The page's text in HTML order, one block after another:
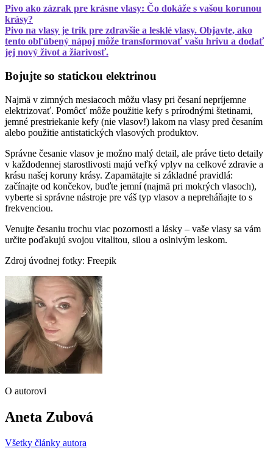
Pivo ako zázrak pre krásne vlasy: Čo dokáže s vašou korunou
krásy?
Pivo na vlasy je trik pre zdravšie a lesklé vlasy. Objavte, ako
tento obľúbený nápoj môže transformovať vašu hrivu a dodať
jej nový život a žiarivosť.
Bojujte so statickou elektrinou
Najmä v zimných mesiacoch môžu vlasy pri česaní nepríjemne
elektrizovať. Pomôcť môže použitie kefy s prírodnými štetinami,
jemné prestriekanie kefy (nie vlasov!) lakom na vlasy pred česaním
alebo použitie antistatických vlasových produktov.
Správne česanie vlasov je možno malý detail, ale práve tieto detaily
v každodennej starostlivosti majú veľký vplyv na celkové zdravie a
krásu našej koruny krásy. Zapamätajte si základné pravidlá:
začínajte od končekov, buďte jemní (najmä pri mokrých vlasoch),
vyberte si správne nástroje pre váš typ vlasov a nepreháňajte to s
frekvenciou.
Venujte česaniu trochu viac pozornosti a lásky – vaše vlasy sa vám
určite poďakujú svojou vitalitou, silou a oslnivým leskom.
Zdroj úvodnej fotky: Freepik
O autorovi
Aneta Zubová
Všetky články autora